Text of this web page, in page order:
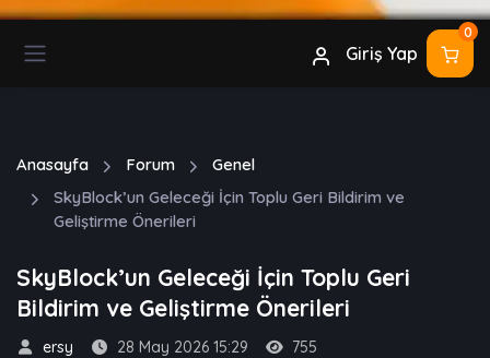
Giriş Yap
0
Anasayfa Forum
Genel
SkyBlock’un Geleceği İçin Toplu Geri Bildirim ve
Geliştirme Önerileri
SkyBlock’un Geleceği İçin Toplu Geri
Bildirim ve Geliştirme Önerileri
ersy 28 May 2026 15:29 755